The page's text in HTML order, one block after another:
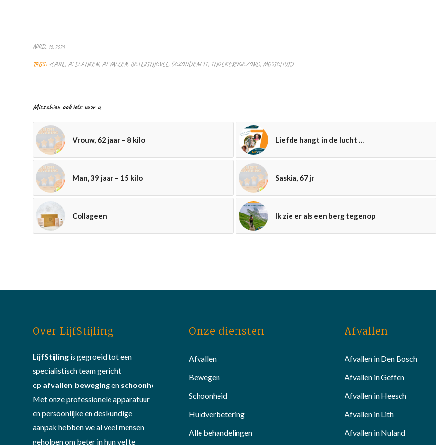
APRIL 15, 2021
TAGS: 3CARE, AFSLANKEN, AFVALLEN, BETERINJEVEL, GEZONDENFIT, INDEKERNGEZOND, MOOIEHUID
Misschien ook iets voor u
Vrouw, 62 jaar – 8 kilo Liefde hangt in de lucht …
Man, 39 jaar – 15 kilo Saskia, 67 jr
Collageen Ik zie er als een berg tegenop
Over LijfStijling
LijfStijling is gegroeid tot een
specialistisch team gericht
op afvallen bewegingen schoonheid
Met onze professionele apparatuur
en persoonlijke en deskundige
aanpak hebben we al veel mensen
geholpen om beter in hun vel te
Onze diensten
Afvallen
Bewegen
Schoonheid
Huidverbetering
Alle behandelingen
Afvallen
Afvallen in Den Bosch
Afvallen in Geffen
Afvallen in Heesch
Afvallen in Lith
Afvallen in Nuland